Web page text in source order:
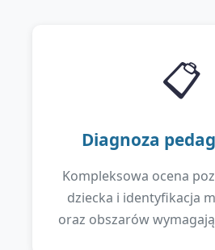
📋
Diagnoza
Kompleksowa ocena
dziecka i identyfikacja
oraz obszarów